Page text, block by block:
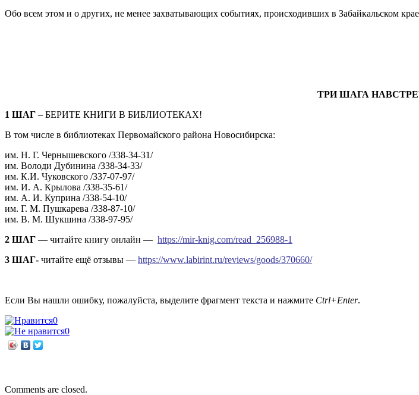
Обо всем этом и о других, не менее захватывающих событиях, происходивших в Забайкальском
ТРИ ШАГА
1 ШАГ – БЕРИТЕ КНИГИ В БИБЛИОТЕКАХ!
В том числе в библиотеках Первомайского района Новосибирска:
им. Н. Г. Чернышевского /338-34-31/
им. Володи Дубинина /338-34-33/
им. К.И. Чуковского /337-07-97/
им. И. А. Крылова /338-35-61/
им. А. И. Куприна /338-54-10/
им. Г. М. Пушкарева /338-87-10/
им. В. М. Шукшина /338-97-95/
2 ШАГ — читайте книгу онлайн — https://mir-knig.com/read_256988-1
3 ШАГ- читайте ещё отзывы — https://www.labirint.ru/reviews/goods/370660/
Если Вы нашли ошибку, пожалуйста, выделите фрагмент текста и нажмите Ctrl+Enter.
0
0
Comments are closed.